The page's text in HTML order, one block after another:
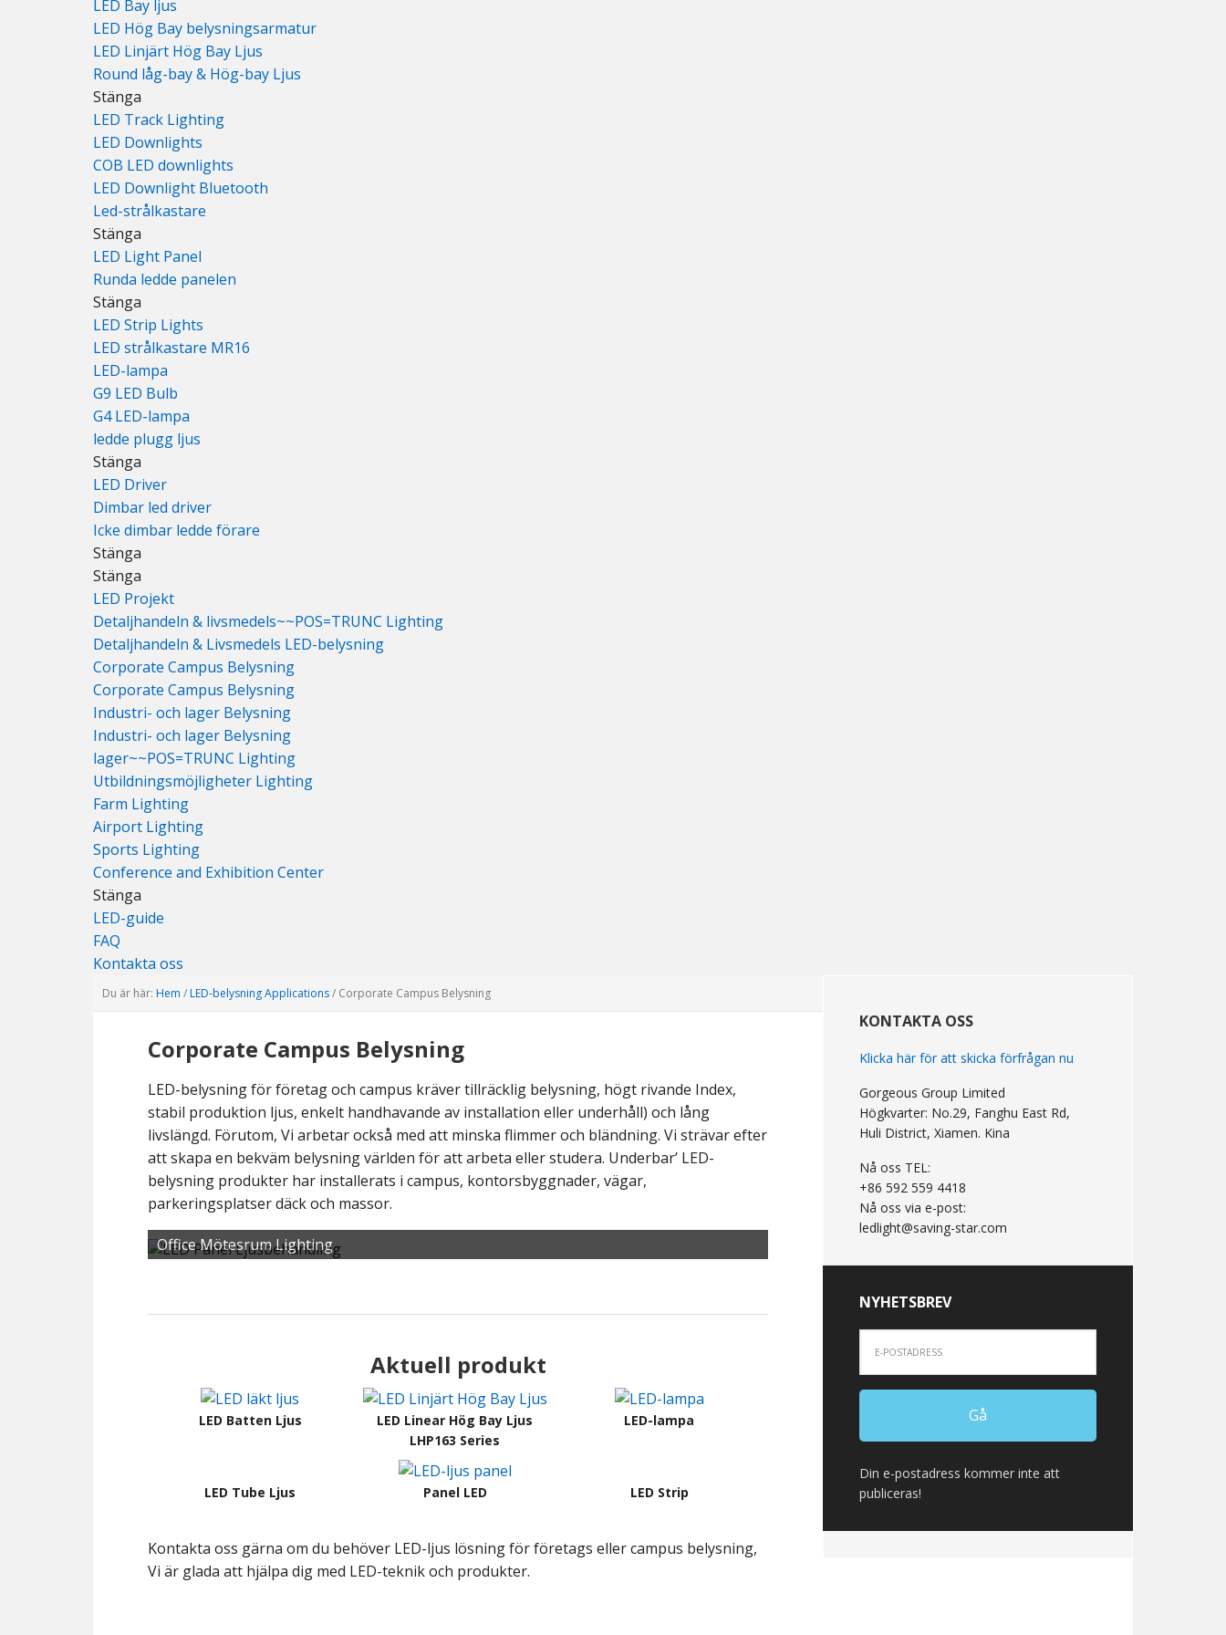
LED Bay ljus
LED Hög Bay belysningsarmatur
LED Linjärt Hög Bay Ljus
Round låg-bay & Hög-bay Ljus
Stänga
LED Track Lighting
LED Downlights
COB LED downlights
LED Downlight Bluetooth
Led-strålkastare
Stänga
LED Light Panel
Runda ledde panelen
Stänga
LED Strip Lights
LED strålkastare MR16
LED-lampa
G9 LED Bulb
G4 LED-lampa
ledde plugg ljus
Stänga
LED Driver
Dimbar led driver
Icke dimbar ledde förare
Stänga
Stänga
LED Projekt
Detaljhandeln & livsmedels~~POS=TRUNC Lighting
Detaljhandeln & Livsmedels LED-belysning
Corporate Campus Belysning
Corporate Campus Belysning
Industri- och lager Belysning
Industri- och lager Belysning
lager~~POS=TRUNC Lighting
Utbildningsmöjligheter Lighting
Farm Lighting
Airport Lighting
Sports Lighting
Conference and Exhibition Center
Stänga
LED-guide
FAQ
Kontakta oss
Du är här: Hem / LED-belysning Applications/ Corporate Campus Belysning
Corporate Campus Belysning
LED-belysning för företag och campus kräver tillräcklig belysning, högt rivande Index,
stabil produktion ljus, enkelt handhavande av installation eller underhåll) och lång
livslängd. Förutom, Vi arbetar också med att minska flimmer och bländning. Vi strävar efter
att skapa en bekväm belysning världen för att arbeta eller studera. Underbar’ LED-
belysning produkter har installerats i campus, kontorsbyggnader, vägar,
parkeringsplatser däck och massor.
Office Mötesrum Lighting
Aktuell produkt
LED Batten Ljus
LED Linear Hög Bay Ljus
LHP163 Series
LED-lampa
LED Tube Ljus Panel LED LED Strip
Kontakta oss gärna om du behöver LED-ljus lösning för företags eller campus belysning,
Vi är glada att hjälpa dig med LED-teknik och produkter.
Sidebar
KONTAKTA OSS
Klicka här för att skicka förfrågan nu
Gorgeous Group Limited
Högkvarter: No.29, Fanghu East Rd,
Huli District, Xiamen. Kina
Nå oss TEL:
+86 592 559 4418
Nå oss via e-post:
ledlight@saving-star.com
NYHETSBREV
Din e-postadress kommer inte att
publiceras!